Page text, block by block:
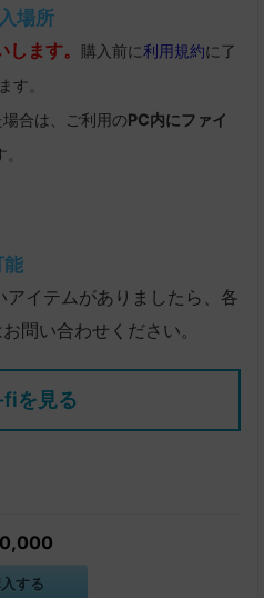
場所
ます。
購入前に利用規約に了
す。
合は、ご利用のPC内にファイ
アイテムがありましたら、各
問い合わせください。
を見る
する